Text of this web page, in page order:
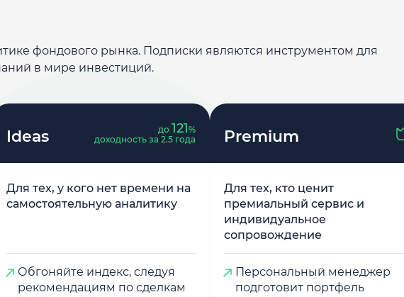
фондового рынка. Подписки являются инструментом для
в мире инвестиций.
Ideas до 121%
доходность за 2.5 года
Для тех, у кого нет времени на
самостоятельную аналитику
Обгоняйте индекс, следуя
рекомендациям по сделкам
Premium
Для тех, кто ценит
премиальный сервис и
индивидуальное
сопровождение
Персональный менеджер
подготовит портфель